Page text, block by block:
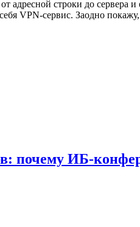
адресной строки до сервера
VPN-сервис. Заодно
почему ИБ-